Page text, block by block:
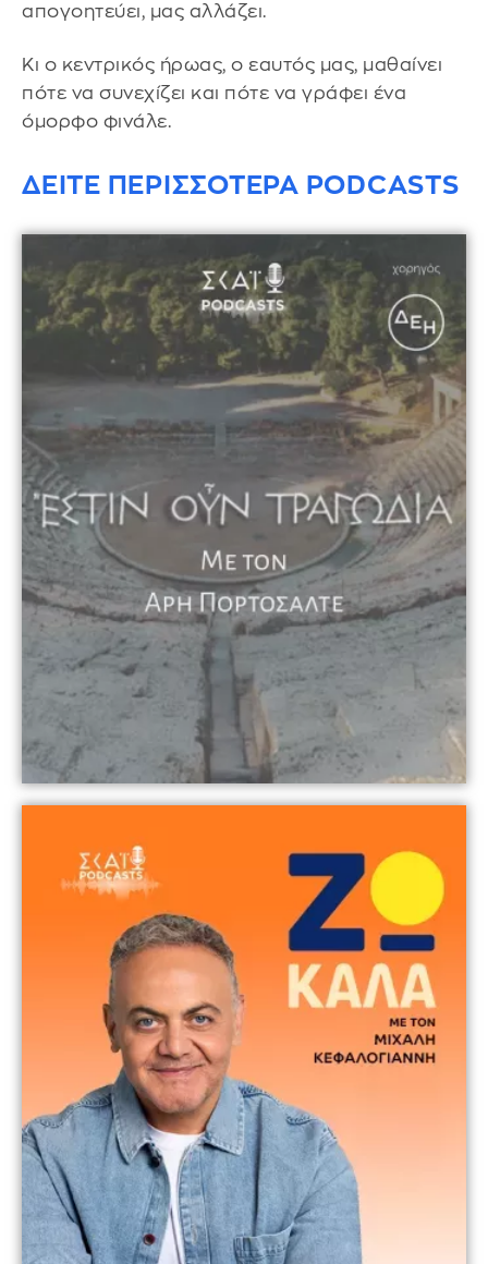
απογοητεύει, μας αλλάζει.
Κι ο κεντρικός ήρωας, ο εαυτός μας, μαθαίνει
πότε να συνεχίζει και πότε να γράφει ένα
όμορφο φινάλε.
ΔΕΙΤΕ ΠΕΡΙΣΣΟΤΕΡΑ PODCASTS